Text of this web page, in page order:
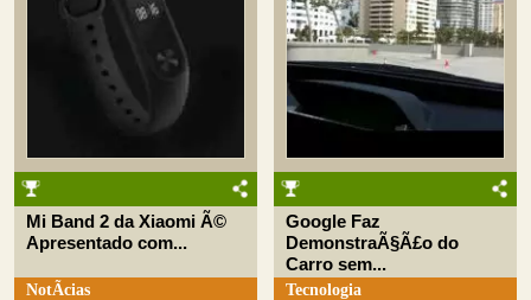
Mi Band 2 da Xiaomi Ã©
Apresentado com...
NotÃ­cias
Google Faz
DemonstraÃ§Ã£o do
Carro sem...
Tecnologia